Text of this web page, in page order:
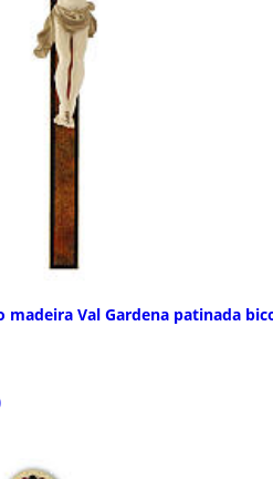
madeira Val Gardena patinada